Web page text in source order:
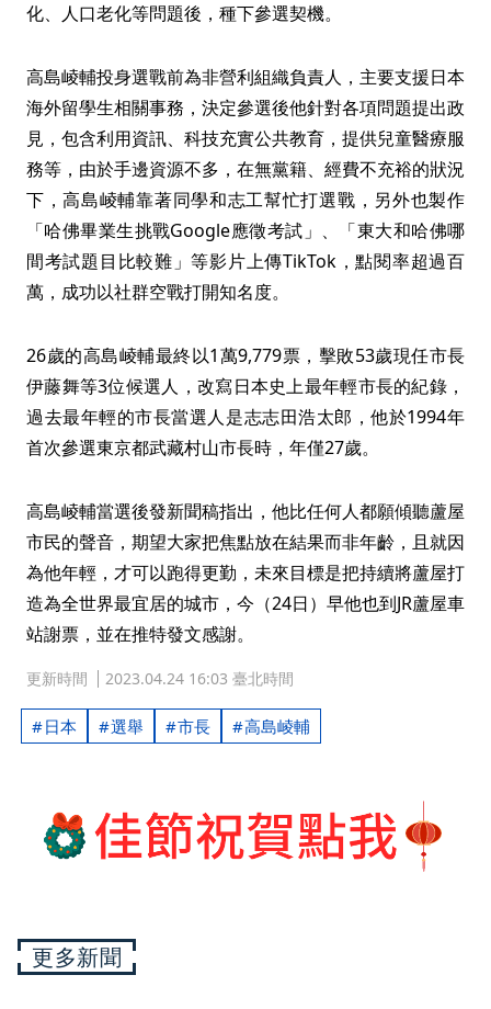
化、人口老化等問題後，種下參選契機。
高島崚輔投身選戰前為非營利組織負責人，主要支援日本
海外留學生相關事務，決定參選後他針對各項問題提出政
見，包含利用資訊、科技充實公共教育，提供兒童醫療服
務等，由於手邊資源不多，在無黨籍、經費不充裕的狀況
下，高島崚輔靠著同學和志工幫忙打選戰，另外也製作
「哈佛畢業生挑戰Google應徵考試」、「東大和哈佛哪
間考試題目比較難」等影片上傳TikTok，點閱率超過百
萬，成功以社群空戰打開知名度。
26歲的高島崚輔最終以1萬9,779票，擊敗53歲現任市長
伊藤舞等3位候選人，改寫日本史上最年輕市長的紀錄，
過去最年輕的市長當選人是志志田浩太郎，他於1994年
首次參選東京都武藏村山市長時，年僅27歲。
高島崚輔當選後發新聞稿指出，他比任何人都願傾聽蘆屋
市民的聲音，期望大家把焦點放在結果而非年齡，且就因
為他年輕，才可以跑得更勤，未來目標是把持續將蘆屋打
造為全世界最宜居的城市，今（24日）早他也到JR蘆屋車
站謝票，並在推特發文感謝。
更新時間 2023.04.24 16:03 臺北時間
日本 選舉 市長 高島崚輔
更多新聞